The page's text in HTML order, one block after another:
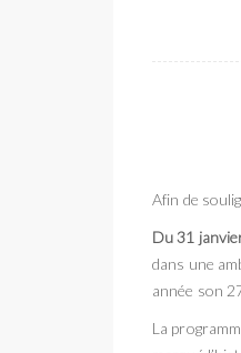
Afin de
Du 31
dans une
année son
La